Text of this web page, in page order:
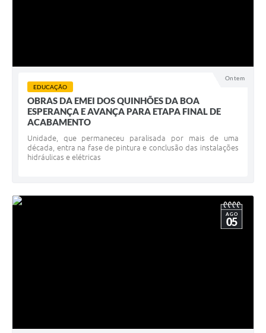
Ontem
EDUCAÇÃO
OBRAS DA EMEI DOS QUINHÕES DA BOA
ESPERANÇA E AVANÇA PARA ETAPA FINAL DE
ACABAMENTO
Unidade, que permaneceu paralisada por mais de uma
década, entra na fase de pintura e conclusão das instalações
hidráulicas e elétricas
AGO
05